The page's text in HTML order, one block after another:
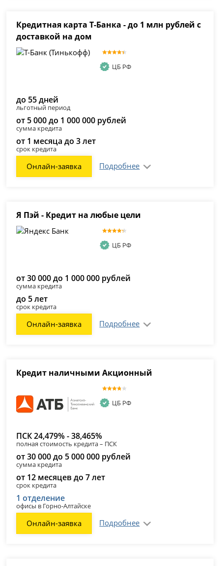
Кредитная карта Т-Банка - до 1 млн рублей с
доставкой на дом
ЦБ РФ
до 55 дней
льготный период
от 5 000 до 1 000 000 рублей
сумма кредита
от 1 месяца до 3 лет
срок кредита
Онлайн-заявка Подробнее
Я Пэй - Кредит на любые цели
ЦБ РФ
от 30 000 до 1 000 000 рублей
сумма кредита
до 5 лет
срок кредита
Онлайн-заявка Подробнее
Кредит наличными Акционный
ЦБ РФ
ПСК 24,479% - 38,465%
полная стоимость кредита – ПСК
от 30 000 до 5 000 000 рублей
сумма кредита
от 12 месяцев до 7 лет
срок кредита
1 отделение
офисы в Горно-Алтайске
Онлайн-заявка Подробнее